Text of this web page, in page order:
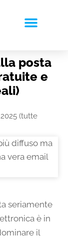
posta
e
(tutte
seriamente
è in
il